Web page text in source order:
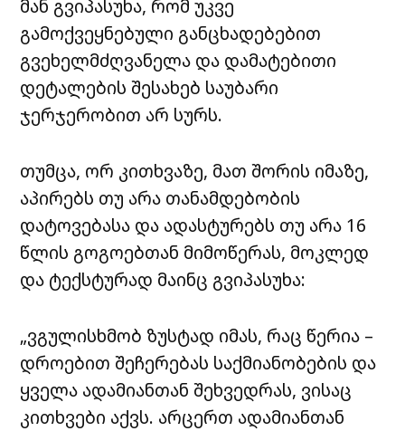
მან გვიპასუხა, რომ უკვე
გამოქვეყნებული განცხადებებით
გვეხელმძღვანელა და დამატებითი
დეტალების შესახებ საუბარი
ჯერჯერობით არ სურს.
თუმცა, ორ კითხვაზე, მათ შორის იმაზე,
აპირებს თუ არა თანამდებობის
დატოვებასა და ადასტურებს თუ არა 16
წლის გოგოებთან მიმოწერას, მოკლედ
და ტექსტურად მაინც გვიპასუხა:
„ვგულისხმობ ზუსტად იმას, რაც წერია –
დროებით შეჩერებას საქმიანობების და
ყველა ადამიანთან შეხვედრას, ვისაც
კითხვები აქვს. არცერთ ადამიანთან